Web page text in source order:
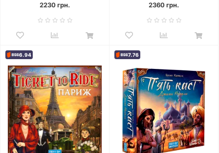
2230 грн. 2360 грн.
6.94 7.76